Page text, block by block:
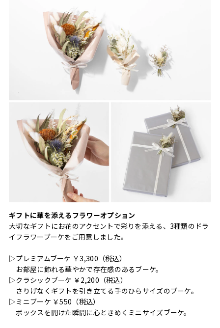
ギフトに華を添えるフラワーオプション
大切なギフトにお花のアクセントで彩りを添える、3種類のドラ
イフラワーブーケをご用意しました。
▷プレミアムブーケ ￥3,300（税込）
お部屋に飾れる華やかで存在感のあるブーケ。
▷クラシックブーケ ￥2,200（税込）
さりげなくギフトを引き立てる手のひらサイズのブーケ。
▷ミニブーケ ￥550（税込）
ボックスを開けた瞬間に心ときめくミニサイズブーケ。